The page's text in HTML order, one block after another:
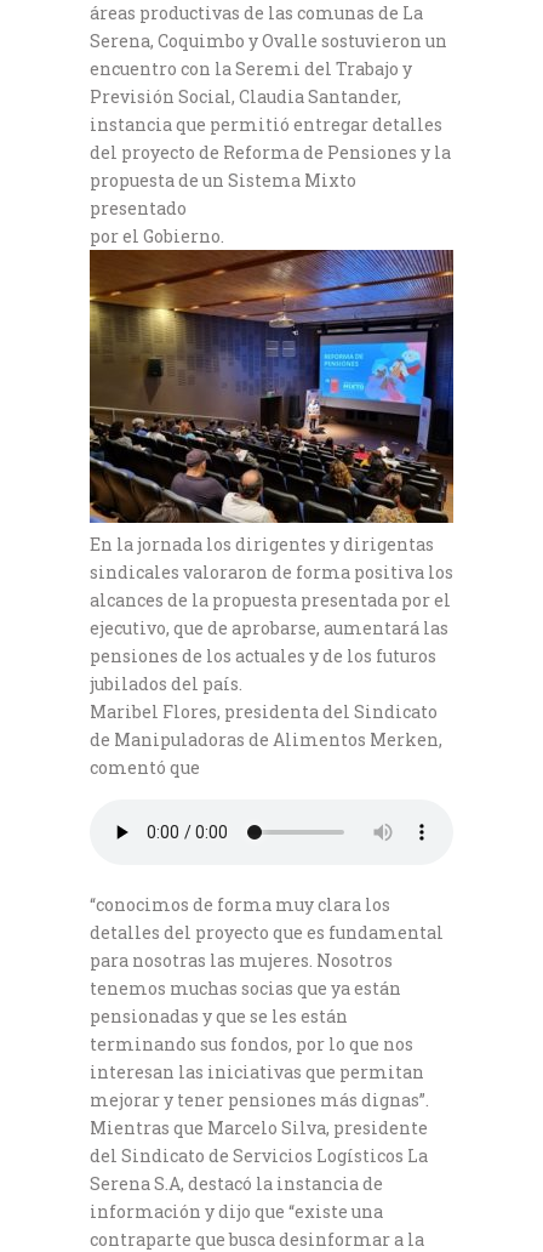
áreas productivas de las comunas de La
Serena, Coquimbo y Ovalle sostuvieron un
encuentro con la Seremi del Trabajo y
Previsión Social, Claudia Santander,
instancia que permitió entregar detalles
del proyecto de Reforma de Pensiones y la
propuesta de un Sistema Mixto
presentado
por el Gobierno.
En la jornada los dirigentes y dirigentas
sindicales valoraron de forma positiva los
alcances de la propuesta presentada por el
ejecutivo, que de aprobarse, aumentará las
pensiones de los actuales y de los futuros
jubilados del país.
Maribel Flores, presidenta del Sindicato
de Manipuladoras de Alimentos Merken,
comentó que
“conocimos de forma muy clara los
detalles del proyecto que es fundamental
para nosotras las mujeres. Nosotros
tenemos muchas socias que ya están
pensionadas y que se les están
terminando sus fondos, por lo que nos
interesan las iniciativas que permitan
mejorar y tener pensiones más dignas”.
Mientras que Marcelo Silva, presidente
del Sindicato de Servicios Logísticos La
Serena S.A, destacó la instancia de
información y dijo que “existe una
contraparte que busca desinformar a la